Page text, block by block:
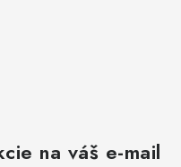
na váš e-mail